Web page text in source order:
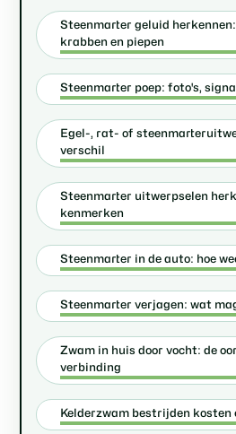
Steenmarter geluid
krabben en piepen
Steenmarter poep: foto's,
Egel-, rat- of
verschil
Steenmarter uitwerpselen
kenmerken
Steenmarter in de auto: hoe
Steenmarter verjagen: wat
Zwam in huis door vocht: de
verbinding
Kelderzwam bestrijden kosten